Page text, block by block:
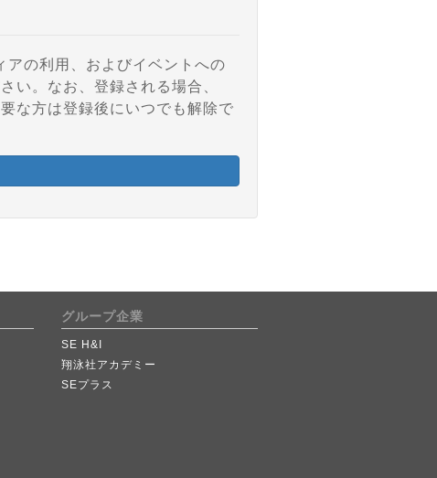
の利用、およびイベントへの
い。なお、登録される場合、
な方は登録後にいつでも解除で
グループ企業
SE H&I
翔泳社アカデミー
SEプラス